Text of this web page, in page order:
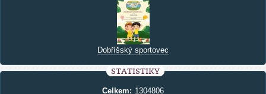
Dobříšský sportovec
STATISTIKY
Celkem: 1304806